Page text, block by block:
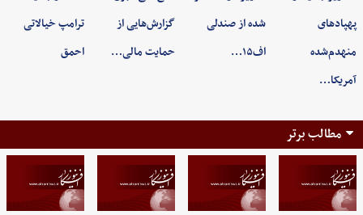
پهپادهای
منهدم‌شده
آمریکا…
شده از صندلی
اف۱۵…
گزارش‌هایی از
حمایت مالی…
ترامپ خیالاتی
احمق
مطالب برتر